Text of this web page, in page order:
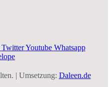
Twitter Youtube Whatsapp
| Umsetzung: Daleen.de